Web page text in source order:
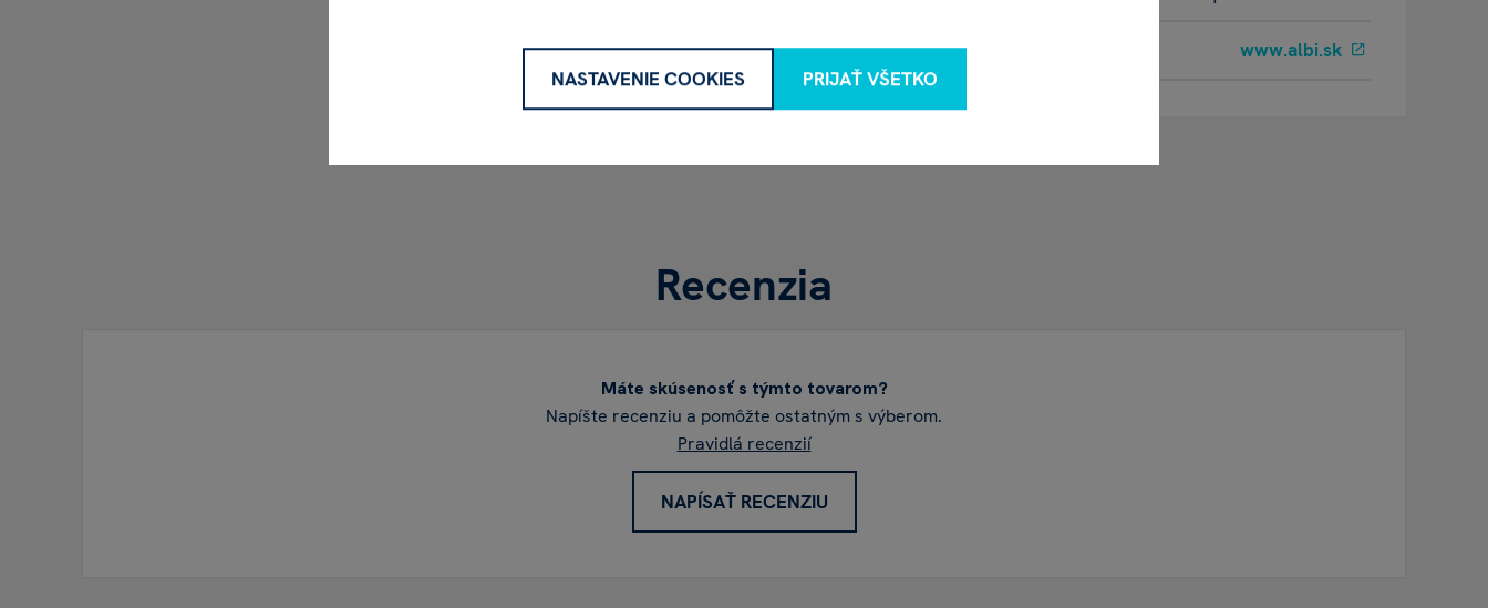
Web www.albi.sk
Recenzia
Máte skúsenosť s týmto tovarom?
Napíšte recenziu a pomôžte ostatným s výberom.
Pravidlá recenzií
NAPÍSAŤ RECENZIU
NASTAVENIE COOKIES PRIJAŤ VŠETKO